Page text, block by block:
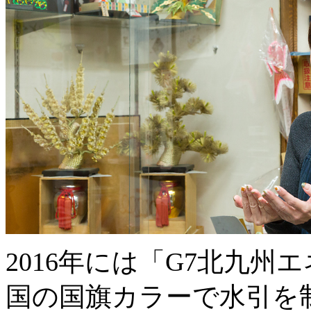
2016年には「G7北九州
国の国旗カラーで水引